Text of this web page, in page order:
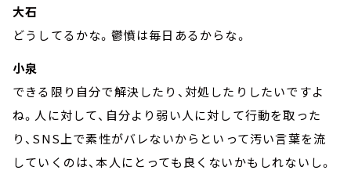
大石
どうしてるかな。鬱憤は毎日あるからな。
小泉
できる限り自分で解決したり、対処したりしたいですよ
ね。人に対して、自分より弱い人に対して行動を取った
り、SNS上で素性がバレないからといって汚い言葉を流
していくのは、本人にとっても良くないかもしれないし。